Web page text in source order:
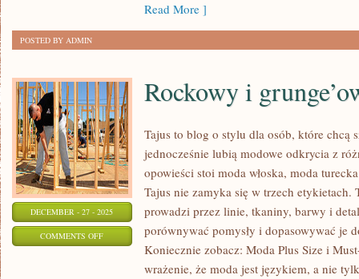
Read More ]
POSTED BY ADMIN
DECEMBER - 27 - 2025
COMMENTS OFFON
Rockowy i
Tajus to blog o stylu dla osób, które chcą
jednocześnie lubią modowe odkrycia z
opowieści stoi moda włoska, moda
Tajus nie zamyka się w trzech etykietach.
prowadzi przez linie, tkaniny, barwy i
porównywać pomysły i dopasowywać je
Koniecznie zobacz: Moda Plus Size i
wrażenie, że moda jest językiem, a nie